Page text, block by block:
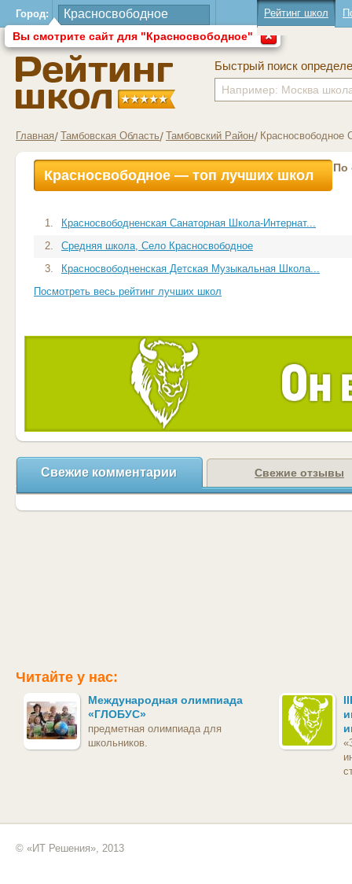
Город:
Вы смотрите сайт для "Красносвободное"
Рейтинг школ
Быстрый поиск
Главная Тамбовская Область Тамбовский Район Красносвободное
Красносвободное — топ лучших школ По
1.
Красносвободненская Санаторная Школа-Интернат...
2.
Средняя школа, Село Красносвободное
3.
Красносвободненская Детская Музыкальная Школа...
Посмотреть весь рейтинг лучших школ
Свежие комментарии Свежие отзывы
Читайте у нас:
Международная олимпиада
«ГЛОБУС»
предметная олимпиада для
школьников.
© «ИТ Решения», 2013